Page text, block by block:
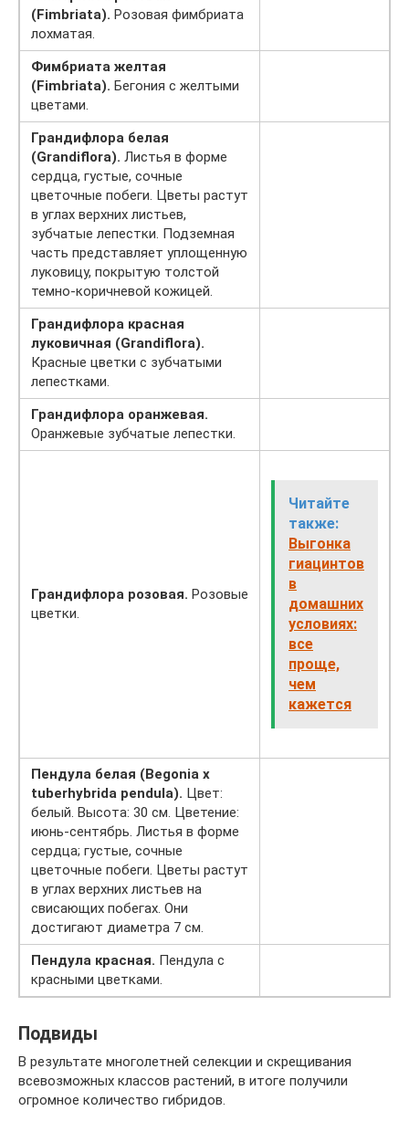
(Fimbriata). Розовая фимбриата
лохматая.
Фимбриата желтая
(Fimbriata). Бегония с желтыми
цветами.
Грандифлора белая
(Grandiflora). Листья в форме
сердца, густые, сочные
цветочные побеги. Цветы растут
в углах верхних листьев,
зубчатые лепестки. Подземная
часть представляет уплощенную
луковицу, покрытую толстой
темно-коричневой кожицей.
Грандифлора красная
луковичная (Grandiflora).
Красные цветки с зубчатыми
лепестками.
Грандифлора оранжевая.
Оранжевые зубчатые лепестки.
Грандифлора розовая. Розовые
цветки.
Читайте
также:
Выгонка
гиацинтов
в
домашних
условиях:
все
проще,
чем
кажется
Пендула белая (Begonia x
tuberhybrida pendula). Цвет:
белый. Высота: 30 см. Цветение:
июнь-сентябрь. Листья в форме
сердца; густые, сочные
цветочные побеги. Цветы растут
в углах верхних листьев на
свисающих побегах. Они
достигают диаметра 7 см.
Пендула красная. Пендула с
красными цветками.
Подвиды
В результате многолетней селекции и скрещивания
всевозможных классов растений, в итоге получили
огромное количество гибридов.